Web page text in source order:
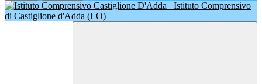
Istituto Comprensivo
di Castiglione d'Adda (LO)